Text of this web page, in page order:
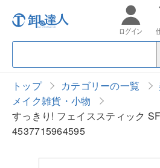
ログイン
トップ カテゴリーの一覧
メイク雑貨・小物
すっきり! フェイススティック
4537715964595